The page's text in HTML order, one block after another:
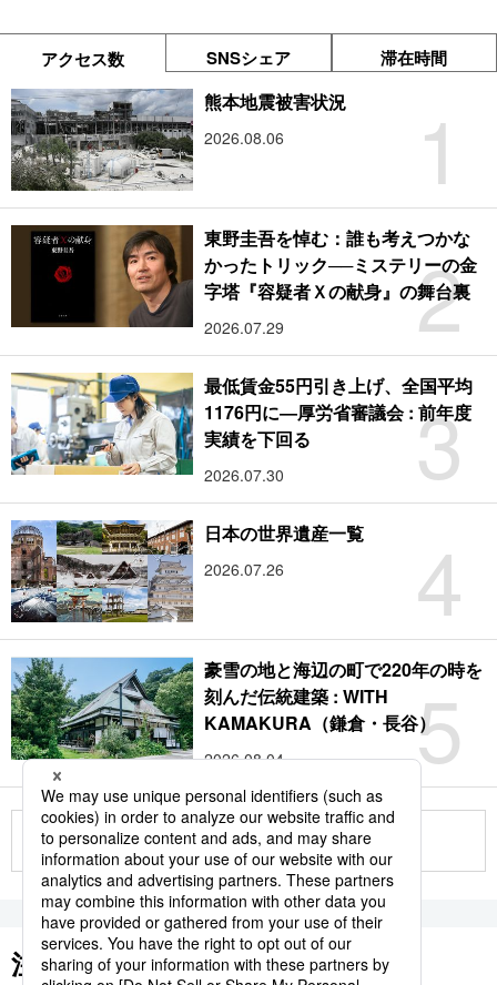
アクセス数 SNSシェア 滞在時間
1
熊本地震被害状況
2026.08.06
2
東野圭吾を悼む：誰も考えつかな
かったトリック──ミステリーの金
字塔『容疑者Ｘの献身』の舞台裏
2026.07.29
3
最低賃金55円引き上げ、全国平均
1176円に―厚労省審議会 : 前年度
実績を下回る
2026.07.30
4
日本の世界遺産一覧
2026.07.26
5
豪雪の地と海辺の町で220年の時を
刻んだ伝統建築 : WITH
KAMAKURA（鎌倉・長谷）
2026.08.04
もっと見る
注目のキーワード